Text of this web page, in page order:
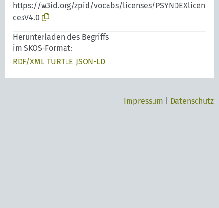
https://w3id.org/zpid/vocabs/licenses/PSYNDEXlicen
cesV4.0
Herunterladen des Begriffs
im SKOS-Format:
RDF/XML TURTLE JSON-LD
Impressum Datenschutz